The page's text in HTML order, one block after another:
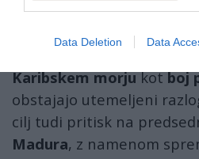
Data Deletion Data
Ob tem ni možno
konteksta napada, ki se
Karibskem morjukotboj
obstajajo utemeljeni
cilj tudi pritisk na
Madura, z namenom